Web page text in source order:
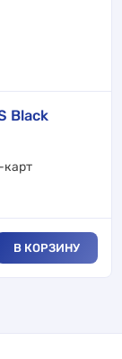
Black
карт
В КОРЗИНУ